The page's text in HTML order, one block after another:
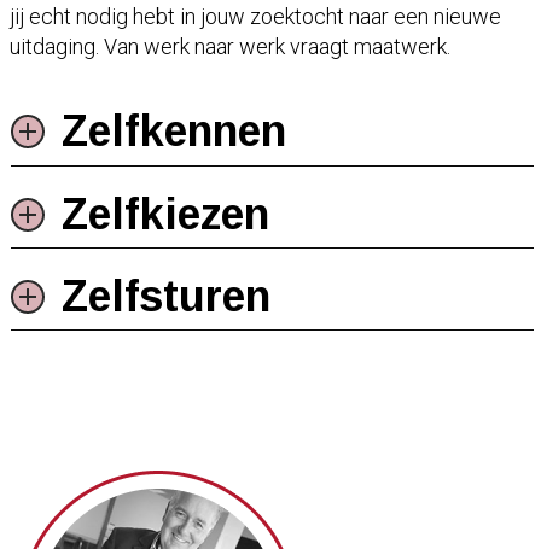
jij echt nodig hebt in jouw zoektocht naar een nieuwe
uitdaging. Van werk naar werk vraagt maatwerk.
Zelfkennen
Zelfkiezen
Zelfsturen